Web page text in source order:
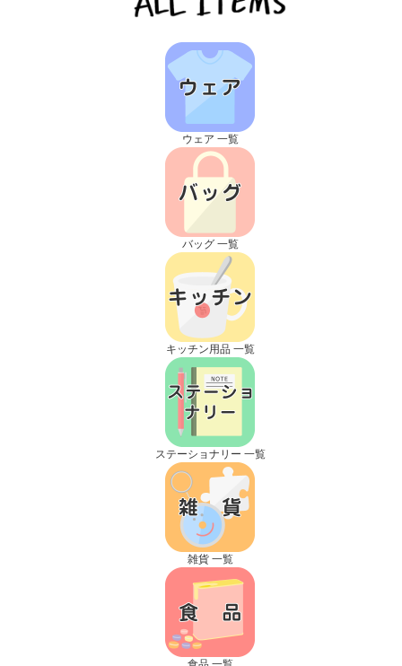
ウェア 一覧
バッグ 一覧
キッチン用品 一覧
ステーショナリー 一覧
雑貨 一覧